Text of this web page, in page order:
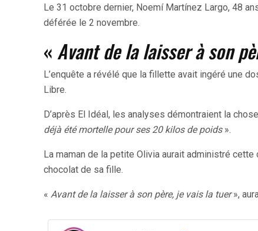
Le 31 octobre dernier, Noemí Martínez Largo, 48
déférée le 2 novembre.
« Avant de la laisser à son
L’enquête a révélé que la fillette avait ingéré une
Libre.
D’après El Idéal, les analyses démontraient la
déjà été mortelle pour ses 20 kilos de poids».
La maman de la petite Olivia aurait administré
chocolat de sa fille.
« Avant de la laisser à son père, je vais la tuer»,